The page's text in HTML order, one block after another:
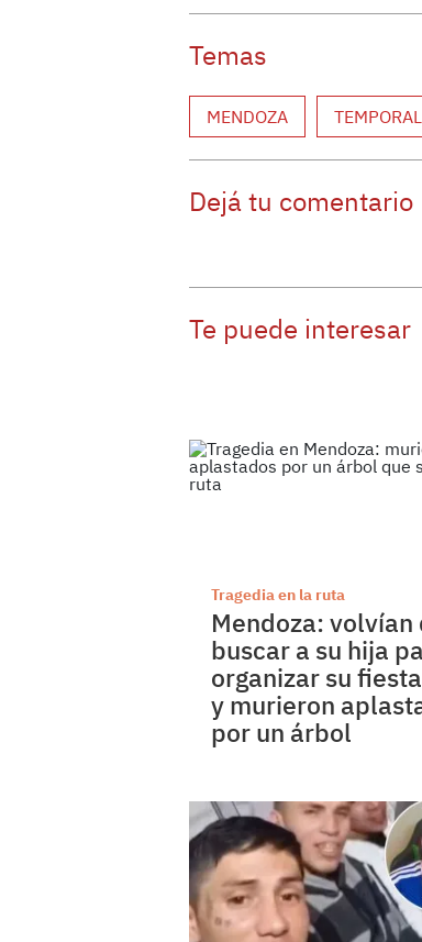
Temas
MENDOZA TEMPORAL
Dejá tu comentario
Te puede interesar
Tragedia en la ruta
Mendoza: volvían
buscar a su hija
organizar su
y murieron
por un árbol